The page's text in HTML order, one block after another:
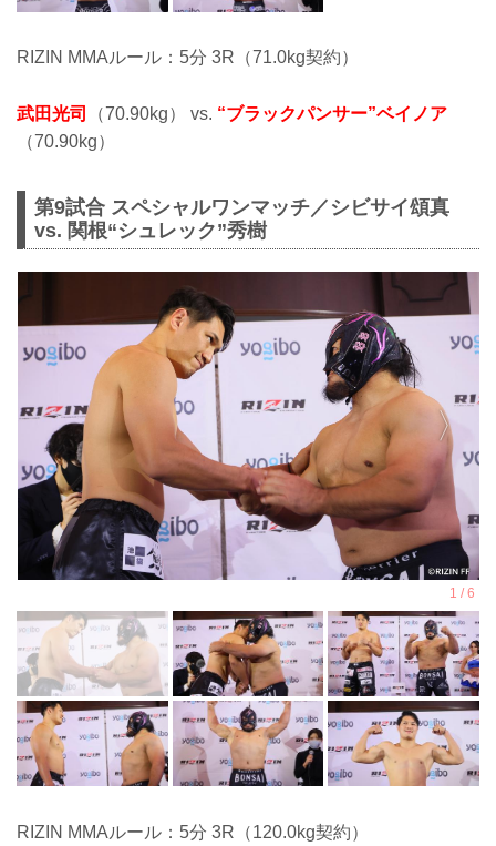
RIZIN MMAルール：5分 3R（71.0kg契約）
武田光司 （70.90kg） vs. “ブラックパンサー”ベイノア
（70.90kg）
第9試合 スペシャルワンマッチ／シビサイ頌真
vs. 関根“シュレック”秀樹
RIZIN MMAルール：5分 3R（120.0kg契約）